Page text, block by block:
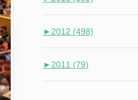
► 2012 (498)
► 2011 (79)